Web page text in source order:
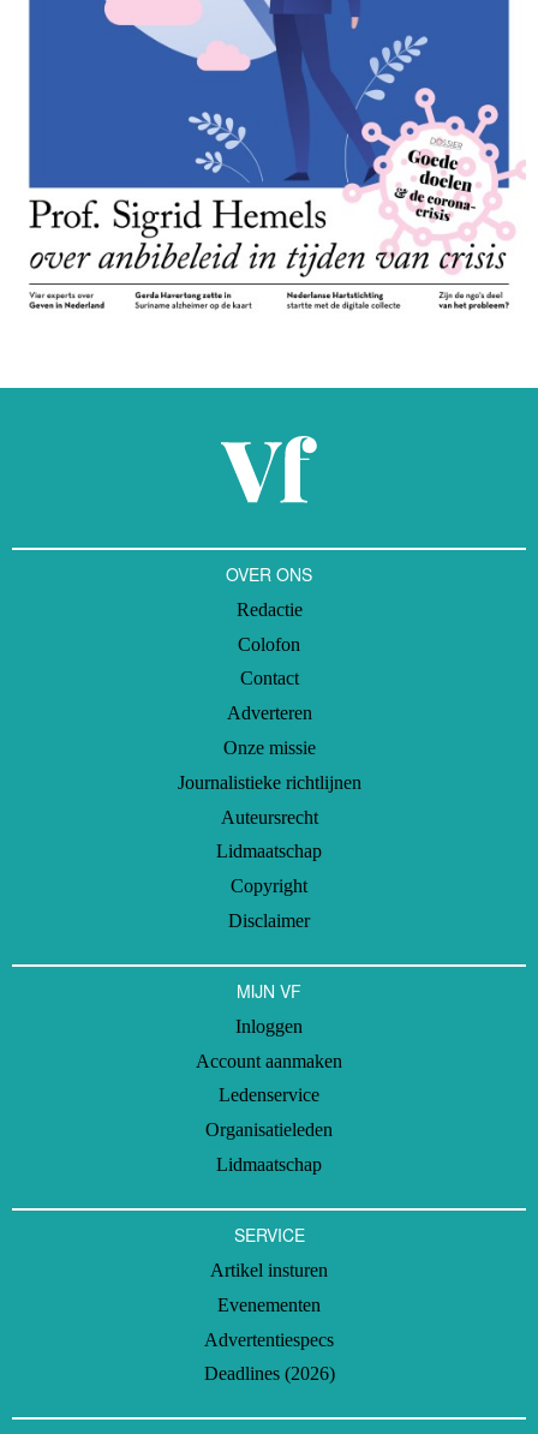
OVER ONS
Redactie
Colofon
Contact
Adverteren
Onze missie
Journalistieke richtlijnen
Auteursrecht
Lidmaatschap
Copyright
Disclaimer
MIJN VF
Inloggen
Account aanmaken
Ledenservice
Organisatieleden
Lidmaatschap
SERVICE
Artikel insturen
Evenementen
Advertentiespecs
Deadlines (2026)